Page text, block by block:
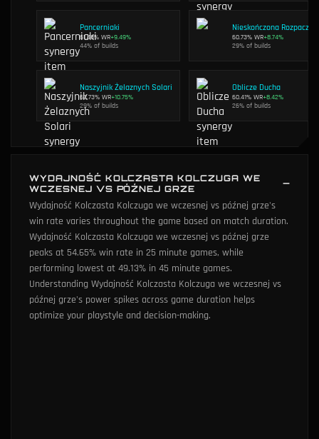
Pancerniaki
61.48% WR+9.49%
44% of builds
Nieskończona Rozpacz
60.73% WR+8.74%
29% of builds
Naszyjnik Żelaznych Solari
62.73% WR+10.75%
29% of builds
Oblicze Ducha
60.41% WR+8.42%
26% of builds
WYDAJNOŚĆ KOLCZASTA KOLCZUGA WE
WCZESNEJ VS PÓŹNEJ GRZE
Wydajność Kolczasta Kolczuga we wczesnej vs późnej grze's
win rate varies throughout the game based on match duration.
Wydajność Kolczasta Kolczuga we wczesnej vs późnej grze
peaks at 54.65% win rate in 25 minute games, while
performing lowest at 49.13% in 45 minute games.
Understanding Wydajność Kolczasta Kolczuga we wczesnej vs
późnej grze's power spikes across game duration helps
optimize your playstyle and decision-making.